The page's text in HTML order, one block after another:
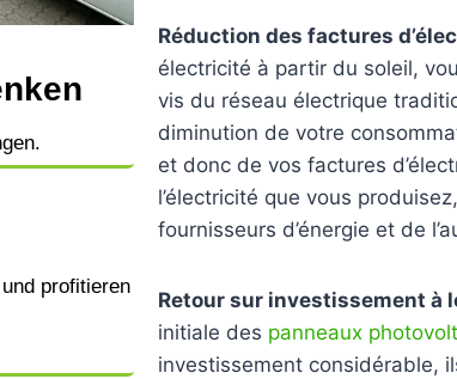
profitieren
Réduction des factures
électricité à partir du soleil,
vis du réseau électrique
diminution de votre
et donc de vos factures
l’électricité que vous
fournisseurs d’énergie et de
Retour sur investissement à
initiale des panneaux
investissement considérable,